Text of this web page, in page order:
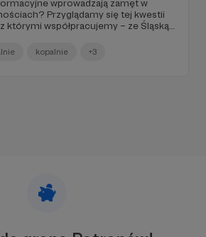
wprowadzają zamęt w
Przyglądamy się tej kwestii
którymi współpracujemy – ze Śląską
planów zbudowania nowej kopalni w
też koniecznie ostatnie,
kopalnie +3